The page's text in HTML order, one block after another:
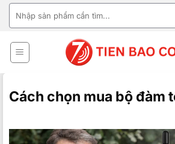
Bỏ
dung
KIẾM:
Cách chọn mua bộ đàm